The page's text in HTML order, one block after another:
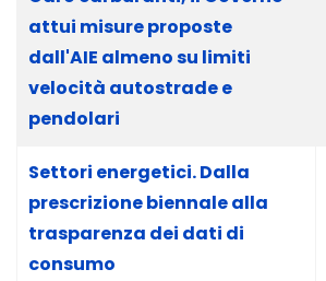
attui misure proposte
dall'AIE almeno su limiti
velocità autostrade e
pendolari
Settori energetici. Dalla
prescrizione biennale alla
trasparenza dei dati di
consumo